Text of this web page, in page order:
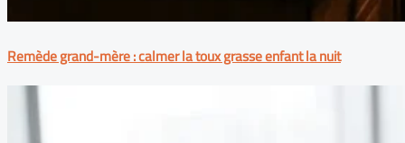
Remède grand-mère : calmer la toux grasse enfant la nuit